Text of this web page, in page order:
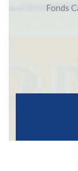
Fonds